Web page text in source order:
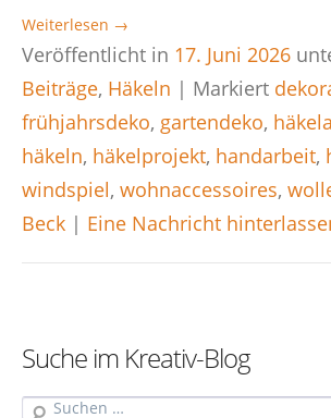
Weiterlesen →
Veröffentlicht in 17. Juni 2026
Beiträge, Häkeln | Markiert
frühjahrsdeko, gartendeko,
häkeln, häkelprojekt, handarbeit,
windspiel, wohnaccessoires,
Beck | Eine Nachricht
Suche im Kreativ-Blog
Suche